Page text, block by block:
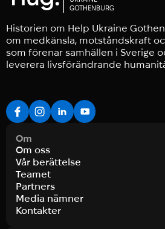
Historien om Help Ukraine
om medkänsla, motståndskraft
som förenar samhällen i Sverige
leverera livsförändrande
Om
Om oss
Vår berättelse
Teamet
Partners
Media nämner
Kontakter